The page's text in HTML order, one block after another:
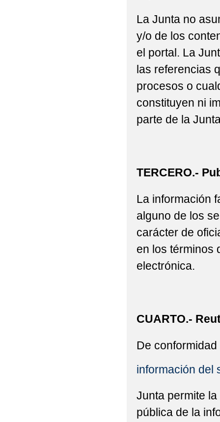
La Junta no
y/o de los
el portal. La
las referencias
procesos o
constituyen ni
parte de la
TERCERO.-
La información
alguno de los
carácter de
en los términos
electrónica.
CUARTO.-
De
información del
Junta permite
pública de la